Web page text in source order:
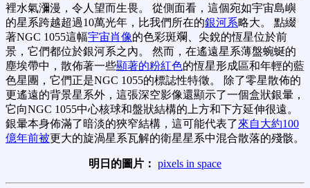
裡水氣瀰漫，令人望而生畏。 從側面看，這個宛如宇宙島嶼
的星系跨越超過10萬光年，比我們所在的銀河系略大。 點綴
著NGC 1055這幅宇宙肖像的色彩斑斕、尖銳的恆星位於前
景，它們都位於銀河系之內。 然而，在遙遠星系薄盤蜿蜒的
塵埃帶中，散佈著一些顯著的粉紅色的恆星形成區和年輕的藍
色星團，它們正是NGC 1055的標誌性特徵。 除了零星散佈的
更遙遠的背景星系外，這張深空影像還顯示了一個盒狀銀暈，
它向NGC 1055中心核球和盤狀結構的上方和下方延伸很遠。
銀暈本身佈滿了暗淡的狹窄結構，這可能代表了來自大約100
億年前被更大的旋渦星系瓦解的衛星星系中混合散落的殘骸。
明日的圖片： pixels in space